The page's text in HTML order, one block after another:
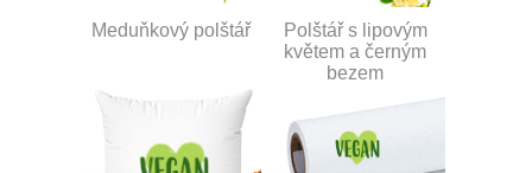
Meduňkový polštář
Polštář s lipovým
květem a černým
bezem